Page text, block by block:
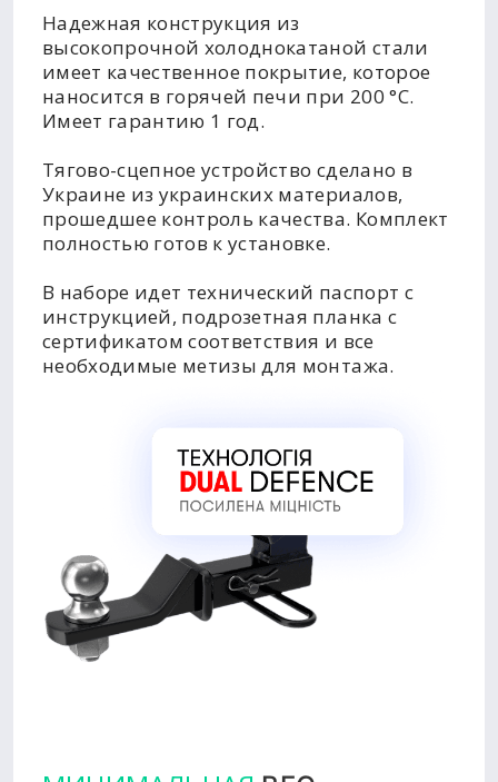
Надежная конструкция из
высокопрочной холоднокатаной стали
имеет качественное покрытие, которое
наносится в горячей печи при 200 °C.
Имеет гарантию 1 год.
Тягово-сцепное устройство сделано в
Украине из украинских материалов,
прошедшее контроль качества. Комплект
полностью готов к установке.
В наборе идет технический паспорт с
инструкцией, подрозетная планка с
сертификатом соответствия и все
необходимые метизы для монтажа.